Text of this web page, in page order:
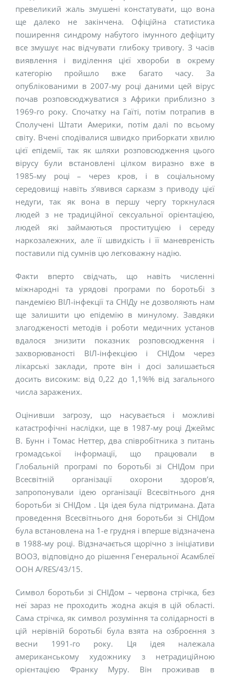
превеликий жаль змушені констатувати, що вона
ще далеко не закінчена. Офіційна статистика
поширення синдрому набутого імунного дефіциту
все змушує нас відчувати глибоку тривогу. З часів
виявлення і виділення цієї хвороби в окрему
категорію пройшло вже багато часу. За
опублікованими в 2007-му році даними цей вірус
почав розповсюджуватися з Африки приблизно з
1969-го року. Спочатку на Гаїті, потім потрапив в
Сполучені Штати Америки, потім далі по всьому
світу. Вчені сподівалися швидко приборкати хвилю
цієї епідемії, так як шляхи розповсюдження цього
вірусу були встановлені цілком виразно вже в
1985-му році – через кров, і в соціальному
середовищі навіть з’явився сарказм з приводу цієї
недуги, так як вона в першу чергу торкнулася
людей з не традиційної сексуальної орієнтацією,
людей які займаються проституцією і середу
наркозалежних, але її швидкість і її маневреність
поставили під сумнів цю легковажну надію.
Факти вперто свідчать, що навіть численні
міжнародні та урядові програми по боротьбі з
пандемією ВІЛ-інфекції та СНІДу не дозволяють нам
ще залишити цю епідемію в минулому. Завдяки
злагодженості методів і роботи медичних установ
вдалося знизити показник розповсюдження і
захворюваності ВІЛ-інфекцією і СНІДом через
лікарські заклади, проте він і досі залишається
досить високим: від 0,22 до 1,1%% від загального
числа заражених.
Оцінивши загрозу, що насувається і можливі
катастрофічні наслідки, ще в 1987-му році Джеймс
В. Бунн і Томас Неттер, два співробітника з питань
громадської інформації, що працювали в
Глобальній програмі по боротьбі зі СНІДом при
Всесвітній організації охорони здоров’я,
запропонували ідею організації Всесвітнього дня
боротьби зі СНІДом . Ця ідея була підтримана. Дата
проведення Всесвітнього дня боротьби зі СНІДом
була встановлена на 1-е грудня і вперше відзначена
в 1988-му році. Відзначається щорічно з ініціативи
ВООЗ, відповідно до рішення Генеральної Асамблеї
ООН A/RES/43/15.
Символ боротьби зі СНІДом – червона стрічка, без
неї зараз не проходить жодна акція в цій області.
Сама стрічка, як символ розуміння та солідарності в
цій нерівній боротьбі була взята на озброєння з
весни 1991-го року. Ця ідея належала
американському художнику з нетрадиційною
орієнтацією Франку Муру. Він проживав в